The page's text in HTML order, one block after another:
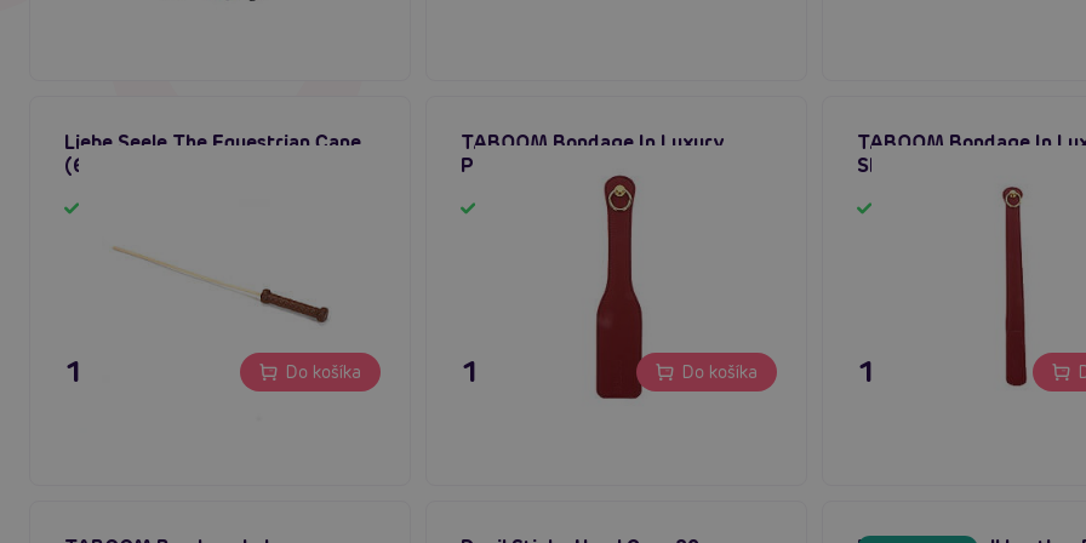
Liebe Seele The Equestrian Cane
(60 cm), prútik na výprask
119,80 € Do košíka
TABOOM Bondage In Luxury
Paddle (Red)
15,80 € Do košíka
TABOOM Bondage In
Slapper (Red)
19,80 €